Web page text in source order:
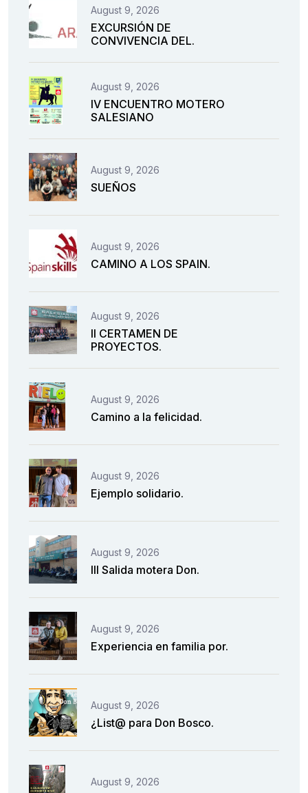
August 9, 2026
EXCURSIÓN DE
CONVIVENCIA DEL.
August 9, 2026
IV ENCUENTRO MOTERO
SALESIANO
August 9, 2026
SUEÑOS
August 9, 2026
CAMINO A LOS SPAIN.
August 9, 2026
II CERTAMEN DE
PROYECTOS.
August 9, 2026
Camino a la felicidad.
August 9, 2026
Ejemplo solidario.
August 9, 2026
III Salida motera Don.
August 9, 2026
Experiencia en familia por.
August 9, 2026
¿List@ para Don Bosco.
August 9, 2026